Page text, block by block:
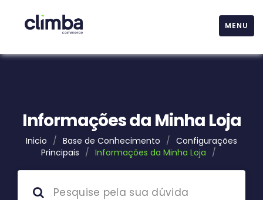
MENU
Informações da Minha Loja
Inicio / Base de Conhecimento / Configurações
Principais / Informações da Minha Loja /